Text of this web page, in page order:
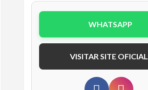
WHATSAPP
VISITAR SITE OFICIAL